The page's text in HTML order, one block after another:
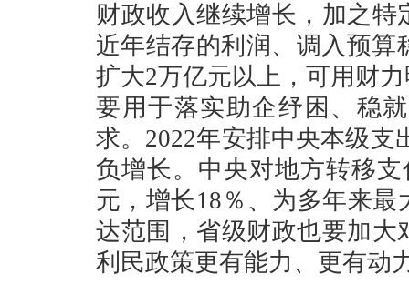
财政收入继续增长，加之
近年结存的利润、调入预算
扩大2万亿元以上，可用财
要用于落实助企纾困、稳
求。2022年安排中央本级支
负增长。中央对地方转移
元，增长18％、为多年来
达范围，省级财政也要加
利民政策更有能力、更有动